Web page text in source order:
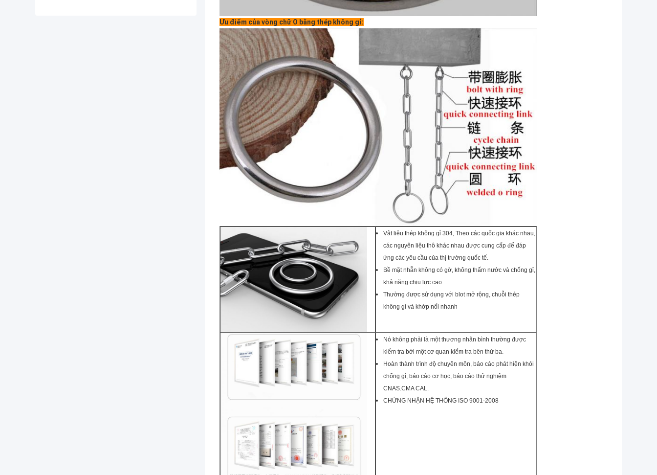
Ưu điểm của vòng chữ O bằng thép không gỉ:
Vật liệu thép không gỉ 304, Theo các quốc gia khác nhau,
các nguyên liệu thô khác nhau được cung cấp để đáp
ứng các yêu cầu của thị trường quốc tế.
Bề mặt nhẵn không có gờ, không thấm nước và chống gỉ,
khả năng chịu lực cao
Thường được sử dụng với blot mở rộng, chuỗi thép
không gỉ và khớp nối nhanh
Nó không phải là một thương nhân bình thường được
kiểm tra bởi một cơ quan kiểm tra bên thứ ba.
Hoàn thành trình độ chuyên môn, báo cáo phát hiện khói
chống gỉ, báo cáo cơ học, báo cáo thử nghiệm
CNAS.CMA CAL.
CHỨNG NHẬN HỆ THỐNG ISO 9001-2008